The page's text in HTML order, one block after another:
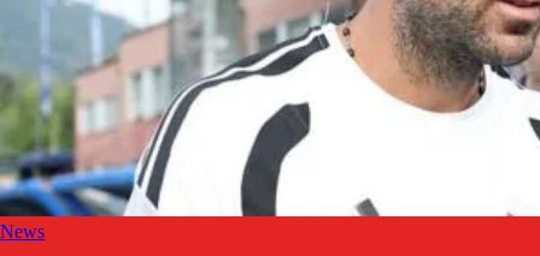
News